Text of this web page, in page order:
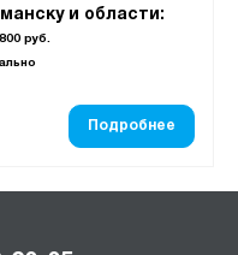
и области:
руб.
Подробнее